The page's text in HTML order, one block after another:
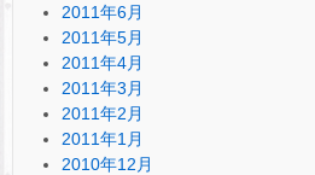
2011年6月
2011年5月
2011年4月
2011年3月
2011年2月
2011年1月
2010年12月